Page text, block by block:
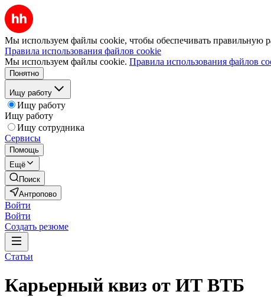
Мы используем файлы cookie, чтобы обеспечивать правильную
Правила использования файлов cookie
Мы используем файлы cookie. Правила использования файлов
Понятно
Ищу работу
Ищу работу
Ищу работу
Ищу сотрудника
Сервисы
Помощь
Ещё
Поиск
Антропово
Войти
Войти
Создать резюме
Статьи
Карьерный квиз от ИТ ВТБ